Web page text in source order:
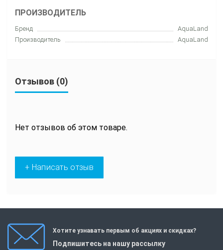
ПРОИЗВОДИТЕЛЬ
Бренд
AquaLand
Производитель
AquaLand
Отзывов (0)
Нет отзывов об этом товаре.
+ Написать отзыв
Хотите узнавать первым об акциях и скидках?
Подпишитесь на нашу рассылку